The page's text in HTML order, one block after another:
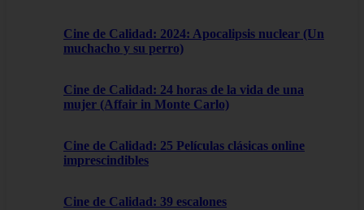
Cine de Calidad: 2024: Apocalipsis nuclear (Un
muchacho y su perro)
Cine de Calidad: 24 horas de la vida de una
mujer (Affair in Monte Carlo)
Cine de Calidad: 25 Películas clásicas online
imprescindibles
Cine de Calidad: 39 escalones